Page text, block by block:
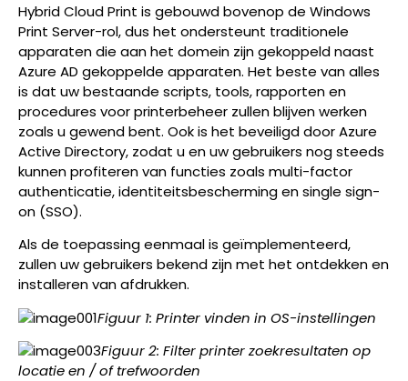
Hybrid Cloud Print is gebouwd bovenop de Windows
Print Server-rol, dus het ondersteunt traditionele
apparaten die aan het domein zijn gekoppeld naast
Azure AD gekoppelde apparaten. Het beste van alles
is dat uw bestaande scripts, tools, rapporten en
procedures voor printerbeheer zullen blijven werken
zoals u gewend bent. Ook is het beveiligd door Azure
Active Directory, zodat u en uw gebruikers nog steeds
kunnen profiteren van functies zoals multi-factor
authenticatie, identiteitsbescherming en single sign-
on (SSO).
Als de toepassing eenmaal is geïmplementeerd,
zullen uw gebruikers bekend zijn met het ontdekken en
installeren van afdrukken.
Figuur 1: Printer vinden in OS-instellingen
Figuur 2: Filter printer zoekresultaten op
locatie en / of trefwoorden